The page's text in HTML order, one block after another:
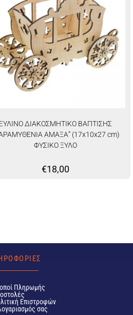
ΔΙΑΚΟΣΜΗΤΙΚΟ ΒΑΠΤΙΣΗΣ
ΑΜΑΞΑ” (17x10x27 cm)
ΦΥΣΙΚΟ ΞΥΛΟ
€18,00
Πληρωμής
Επιστροφών
σας